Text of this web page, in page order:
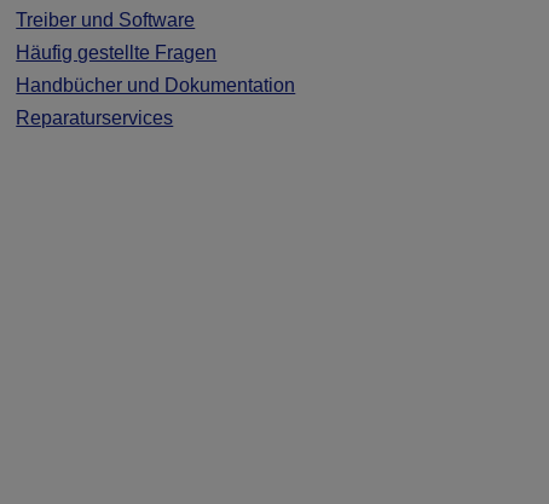
Treiber und Software
Häufig gestellte Fragen
Handbücher und Dokumentation
Reparaturservices